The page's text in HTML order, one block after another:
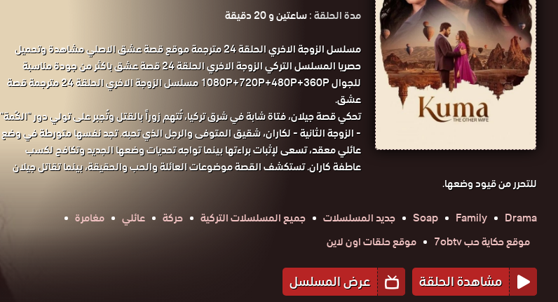
مدة الحلقة :ساعتين و 20 دقيقة
مسلسل الزوجة الاخري الحلقة 24 مترجمة موقع قصة عشق الاصلي مشاهدة وتحميل
حصريا المسلسل التركي الزوجة الاخري الحلقة 24 قصة عشق باكثر من جودة مناسبة
للجوال 1080P+720P+480P+360P مسلسل الزوجة الاخري الحلقة 24 مترجمة قصة
عشق.
تحكي قصة جيلان، فتاة شابة في شرق تركيا، تُتهم زوراً بالقتل وتُجبر على تولي دور "الكُمة"
- الزوجة الثانية - لكاران، شقيق المتوفى والرجل الذي تحبه. تجد نفسها متورطة في وضع
عائلي معقد، تسعى لإثبات براءتها بينما تواجه تحديات وضعها الجديد وتكافح لكسب
عاطفة كاران. تستكشف القصة موضوعات العائلة والحب والحقيقة، بينما تقاتل جيلان
للتحرر من قيود وضعها.
Drama
Family
Soap جديد المسلسلات جميع المسلسلات التركية حركة عائلي
مغامرة
موقع حكاية حب 7obtv
موقع حلقات اون لاين
مشاهدة الحلقة عرض المسلسل